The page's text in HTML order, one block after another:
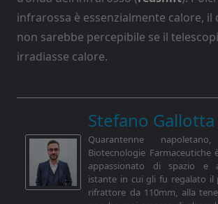
infrarossa è essenzialmente calore, il
non sarebbe percepibile se il
irradiasse calore.
Stefano Gallotta
Quarantenne
Biotecnologie Farmaceutiche
appassionato di spazio e
istante in cui gli fu regalato il
rifrattore da 110mm, alla